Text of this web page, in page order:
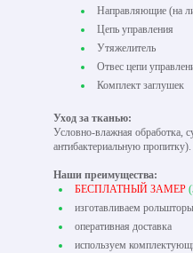
Направляющие (на
Цепь управления
Утяжелитель
Отвес цепи
Комплект заглушек
Уход за тканью:
Условно-влажная обработка,
антибактериальную пропитку).
Наши преимущества:
БЕСПЛАТНЫЙ ЗАМЕР
изготавливаем
оперативная доставка
используем